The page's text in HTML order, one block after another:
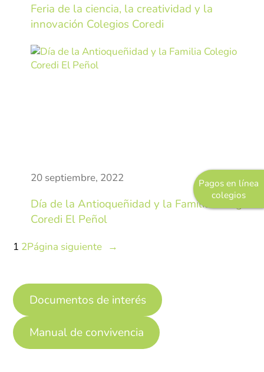
Pagos en línea
colegios
Plan de Desarrollo
Gestión de la Calidad
Gestión Humana
Feria de la ciencia, la creatividad y la
innovación Colegios Coredi
20 septiembre, 2022
Día de la Antioqueñidad y la Familia Colegio
Coredi El Peñol
1 2Página siguiente →
Documentos de interés
Manual de convivencia